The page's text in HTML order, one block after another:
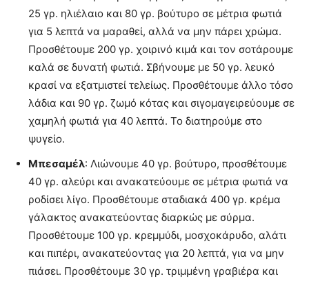
25 γρ. ηλιέλαιο και 80 γρ. βούτυρο σε μέτρια φωτιά
για 5 λεπτά να μαραθεί, αλλά να μην πάρει χρώμα.
Προσθέτουμε 200 γρ. χοιρινό κιμά και τον σοτάρουμε
καλά σε δυνατή φωτιά. Σβήνουμε με 50 γρ. λευκό
κρασί να εξατμιστεί τελείως. Προσθέτουμε άλλο τόσο
λάδια και 90 γρ. ζωμό κότας και σιγομαγειρεύουμε σε
χαμηλή φωτιά για 40 λεπτά. Το διατηρούμε στο
ψυγείο.
Μπεσαμέλ: Λιώνουμε 40 γρ. βούτυρο, προσθέτουμε
40 γρ. αλεύρι και ανακατεύουμε σε μέτρια φωτιά να
ροδίσει λίγο. Προσθέτουμε σταδιακά 400 γρ. κρέμα
γάλακτος ανακατεύοντας διαρκώς με σύρμα.
Προσθέτουμε 100 γρ. κρεμμύδι, μοσχοκάρυδο, αλάτι
και πιπέρι, ανακατεύοντας για 20 λεπτά, για να μην
πιάσει. Προσθέτουμε 30 γρ. τριμμένη γραβιέρα και